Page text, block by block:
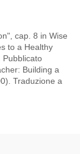
cap. 8 in Wise
to a Healthy
Pubblicato
Building a
Traduzione a